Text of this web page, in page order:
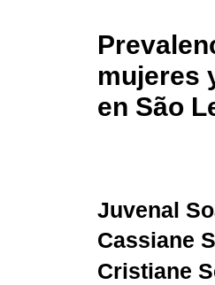
mujeres
en São
Juvenal
Cassiane
Cristiane